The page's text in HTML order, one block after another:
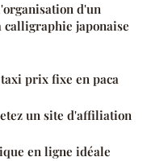
d'un
japonaise
prix fixe en paca
un site d'affiliation
en ligne idéale